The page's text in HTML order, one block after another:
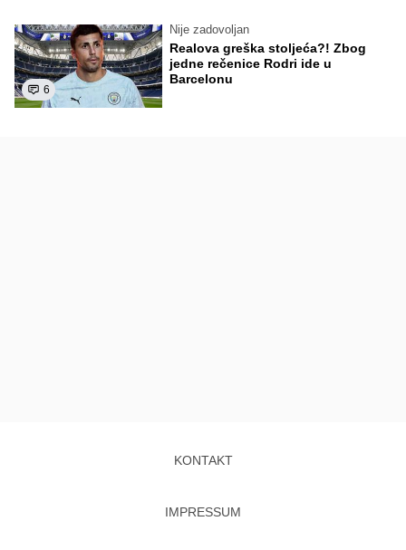
6
Nije zadovoljan
Realova greška stoljeća?! Zbog
jedne rečenice Rodri ide u
Barcelonu
KONTAKT
IMPRESSUM